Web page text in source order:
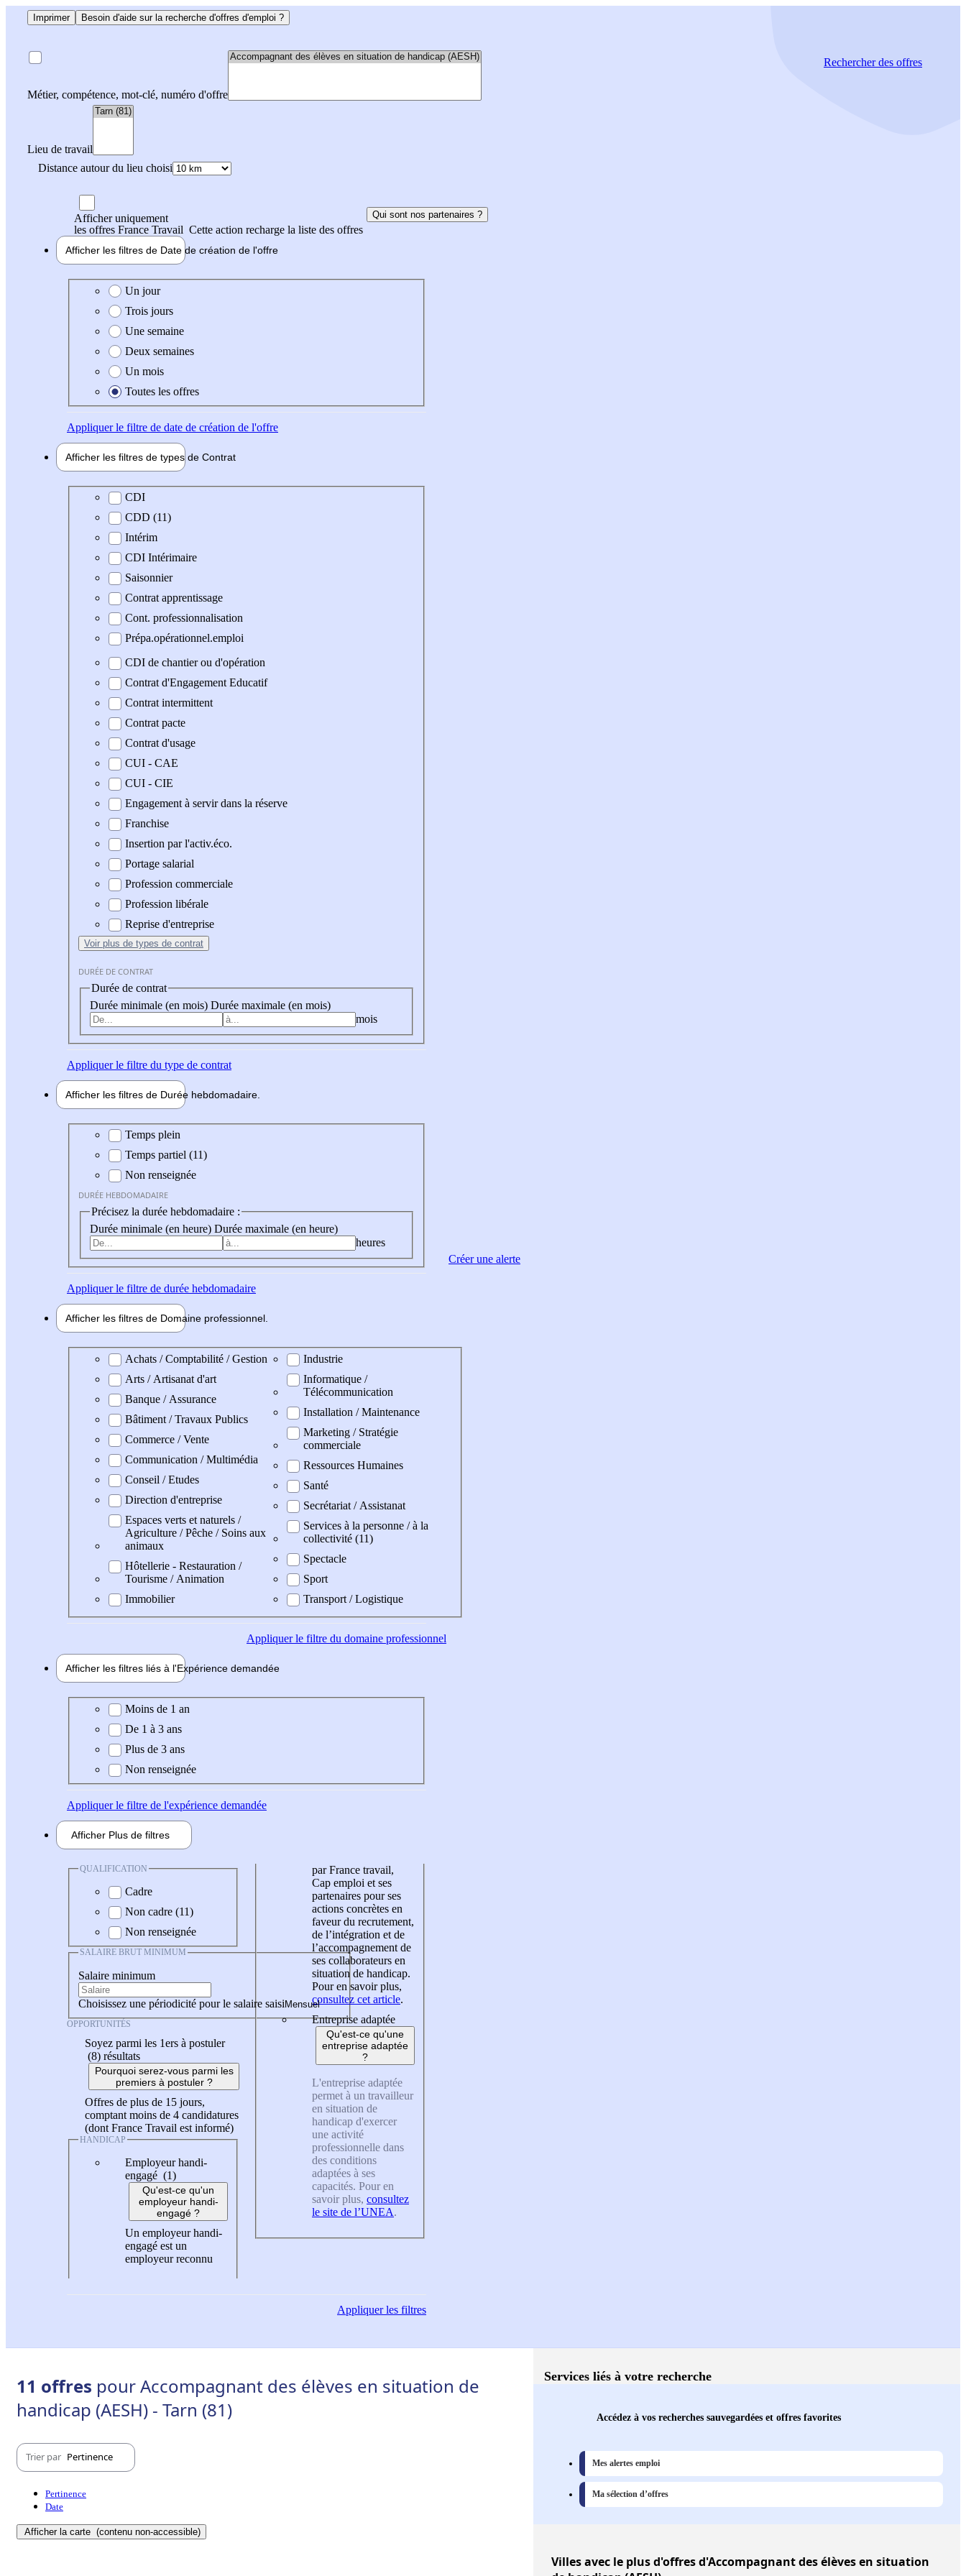
Imprimer Besoin d'aide sur la recherche d'offres d'emploi ?
Métier, compétence, mot-clé, numéro d'offre
Lieu de travail
Distance autour du lieu choisi
Rechercherdes offres
Afficher uniquement
les offres France Travail Cette action recharge la liste des offres
Qui sont nos partenaires ?
Afficher les filtres de Date de création de l'offre
Date de création de l'offre
Un jour
Trois jours
Une semaine
Deux semaines
Un mois
Toutes les offres
Appliquerle filtre de date de création de l'offre
Afficher les filtres de types de Contrat
Type de contrat
CDI
CDD (11)
Intérim
CDI Intérimaire
Saisonnier
Contrat apprentissage
Cont. professionnalisation
Prépa.opérationnel.emploi
CDI de chantier ou d'opération
Contrat d'Engagement Educatif
Contrat intermittent
Contrat pacte
Contrat d'usage
CUI - CAE
CUI - CIE
Engagement à servir dans la réserve
Franchise
Insertion par l'activ.éco.
Portage salarial
Profession commerciale
Profession libérale
Reprise d'entreprise
Voir plus de types de contrat
DURÉE DE CONTRAT
Durée de contrat
Durée minimale (en mois) Durée maximale (en mois)
mois
Appliquerle filtre du type de contrat
Afficher les filtres de Durée hebdomadaire
Durée hebdomadaire
Temps plein
Temps partiel (11)
Non renseignée
DURÉE HEBDOMADAIRE
Précisez la durée hebdomadaire :
Durée minimale (en heure) Durée maximale (en heure)
heures
Appliquerle filtre de durée hebdomadaire
Afficher les filtres de Domaine professionnel
Domaine professionel
Achats / Comptabilité / Gestion
Arts / Artisanat d'art
Banque / Assurance
Bâtiment / Travaux Publics
Commerce / Vente
Communication / Multimédia
Conseil / Etudes
Direction d'entreprise
Espaces verts et naturels /
Agriculture / Pêche / Soins aux
animaux
Hôtellerie - Restauration /
Tourisme / Animation
Immobilier
Industrie
Informatique /
Télécommunication
Installation / Maintenance
Marketing / Stratégie
commerciale
Ressources Humaines
Santé
Secrétariat / Assistanat
Services à la personne / à la
collectivité (11)
Spectacle
Sport
Transport / Logistique
Appliquerle filtre du domaine professionnel
Afficher les filtres liés à l'Expérience demandée
Expérience demandée
Moins de 1 an
De 1 à 3 ans
Plus de 3 ans
Non renseignée
Appliquerle filtre de l'expérience demandée
Afficher Plus de filtres
QUALIFICATION
Cadre
Non cadre (11)
Non renseignée
SALAIRE BRUT MINIMUM
Salaire minimum
Choisissez une périodicité pour le salaire saisi
OPPORTUNITÉS
Soyez parmi les 1ers à postuler
(8) résultats
Pourquoi serez-vous parmi les
premiers à postuler ?
Offres de plus de 15 jours,
comptant moins de 4 candidatures
(dont France Travail est informé)
HANDICAP
Employeur handi-
engagé (1)
Qu'est-ce qu'un
employeur handi-
engagé ?
Un employeur handi-
engagé est un
employeur reconnu
par France travail,
Cap emploi et ses
partenaires pour ses
actions concrètes en
faveur du recrutement,
de l’intégration et de
l’accompagnement de
ses collaborateurs en
situation de handicap.
Pour en savoir plus,
consultez cet article.
Entreprise adaptée
Qu'est-ce qu'une
entreprise adaptée
?
L'entreprise adaptée
permet à un travailleur
en situation de
handicap d'exercer
une activité
professionnelle dans
des conditions
adaptées à ses
capacités. Pour en
savoir plus, consultez
le site de l’UNEA.
Appliquerles filtres
Créer une alerte
11 offres pour Accompagnant des élèves en situation de
handicap (AESH) - Tarn (81)
Trier par Pertinence
Pertinence
Date
Afficher la carte (contenu non-accessible)
Services liés à votre recherche
Accédez à vos recherches sauvegardées et offres favorites
Mes alertes emploi
Ma sélection d’offres
Villesavec le plus d'offres d'Accompagnant des élèves en situation